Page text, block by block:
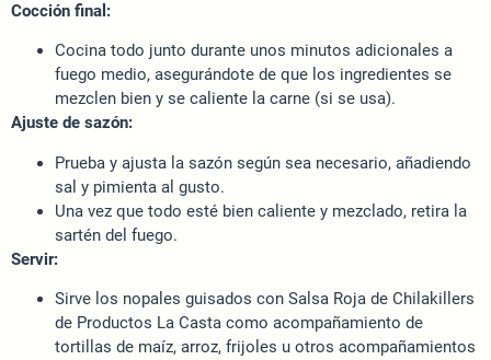
Cocción final:
Cocina todo junto durante unos minutos adicionales a
fuego medio, asegurándote de que los ingredientes se
mezclen bien y se caliente la carne (si se usa).
Ajuste de sazón:
Prueba y ajusta la sazón según sea necesario, añadiendo
sal y pimienta al gusto.
Una vez que todo esté bien caliente y mezclado, retira la
sartén del fuego.
Servir:
Sirve los nopales guisados con Salsa Roja de Chilakillers
de Productos La Casta como acompañamiento de
tortillas de maíz, arroz, frijoles u otros acompañamientos